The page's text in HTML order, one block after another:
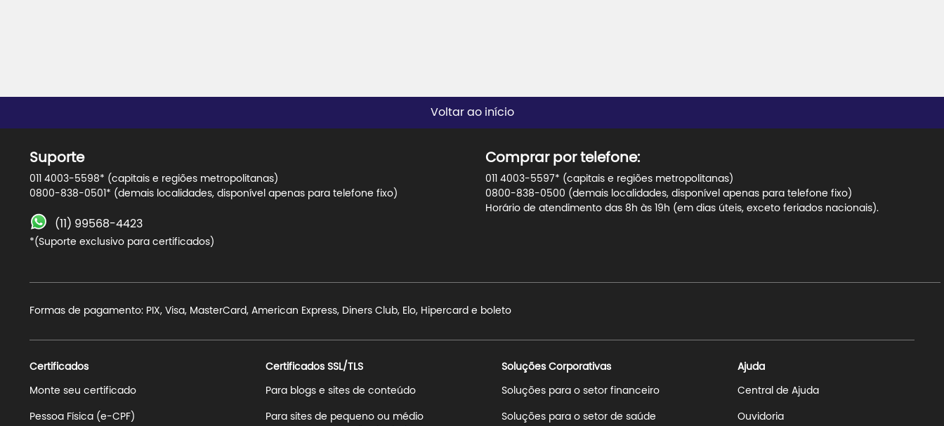
Voltar ao início
Suporte
011 4003-5598* (capitais e regiões metropolitanas)
0800-838-0501* (demais localidades, disponível apenas para telefone fixo)
(11) 99568-4423
*(Suporte exclusivo para certificados)
Comprar por telefone:
011 4003-5597* (capitais e regiões metropolitanas)
0800-838-0500 (demais localidades, disponível apenas para telefone fixo)
Horário de atendimento das 8h às 19h (em dias úteis, exceto feriados nacionais).
Formas de pagamento: PIX, Visa, MasterCard, American Express, Diners Club, Elo, Hipercard e boleto
Certificados
Monte seu certificado
Pessoa Física (e-CPF)
Certificados SSL/TLS
Para blogs e sites de conteúdo
Para sites de pequeno ou médio
Soluções Corporativas
Soluções para o setor financeiro
Soluções para o setor de saúde
Ajuda
Central de Ajuda
Ouvidoria